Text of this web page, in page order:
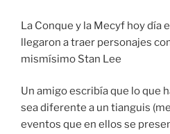
La Conque y la Mecyf hoy día
llegaron a traer personajes
mismísimo Stan Lee
Un amigo escribía que lo que
sea diferente a un tianguis
eventos que en ellos se